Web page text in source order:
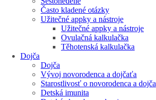
Často kladené otázky
Užitečné appky a nástroje
Užitečné appky a nástroje
Ovulačná kalkulačka
Těhotenská kalkulačka
Dojča
Dojča
Vývoj novorodenca a dojčaťa
Starostlivosť o novorodenca a dojča
Detská imunita